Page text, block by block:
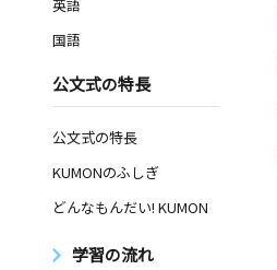
英語
国語
公文式の特長
公文式の特長
KUMONのふしぎ
どんなもんだい! KUMON
学習の流れ